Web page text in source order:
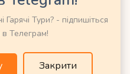
що ця пам’ятка
для
народу. Вона
майданчиком для
Тури? - підпишіться
Телеграм!
Закрити